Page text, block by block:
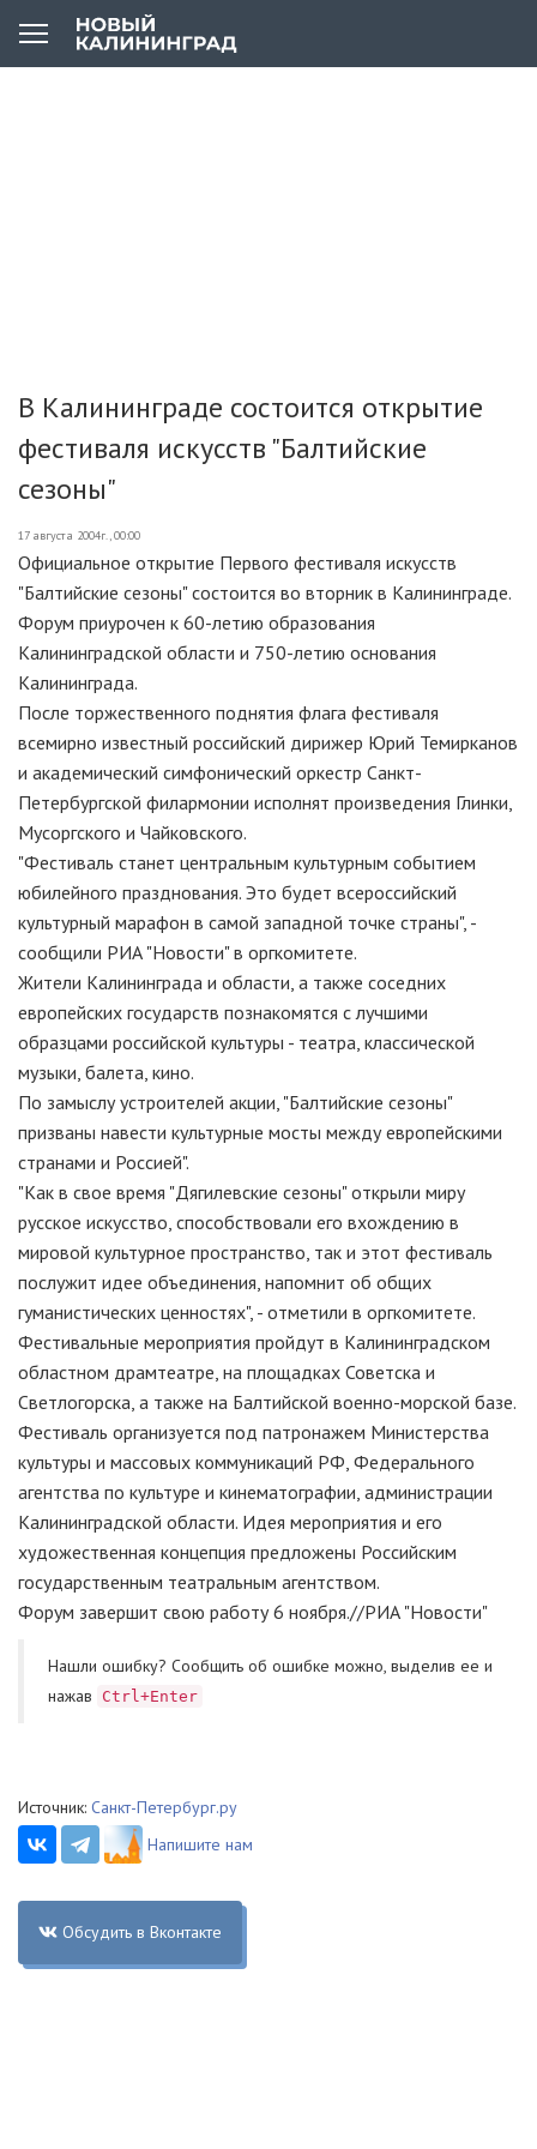
В Калининграде состоится открытие
фестиваля искусств "Балтийские
сезоны"
17 августа 2004г., 00:00
Официальное открытие Первого фестиваля искусств
"Балтийские сезоны" состоится во вторник в Калининграде.
Форум приурочен к 60-летию образования
Калининградской области и 750-летию основания
Калининграда.
После торжественного поднятия флага фестиваля
всемирно известный российский дирижер Юрий Темирканов
и академический симфонический оркестр Санкт-
Петербургской филармонии исполнят произведения Глинки,
Мусоргского и Чайковского.
"Фестиваль станет центральным культурным событием
юбилейного празднования. Это будет всероссийский
культурный марафон в самой западной точке страны", -
сообщили РИА "Новости" в оргкомитете.
Жители Калининграда и области, а также соседних
европейских государств познакомятся с лучшими
образцами российской культуры - театра, классической
музыки, балета, кино.
По замыслу устроителей акции, "Балтийские сезоны"
призваны навести культурные мосты между европейскими
странами и Россией".
"Как в свое время "Дягилевские сезоны" открыли миру
русское искусство, способствовали его вхождению в
мировой культурное пространство, так и этот фестиваль
послужит идее объединения, напомнит об общих
гуманистических ценностях", - отметили в оргкомитете.
Фестивальные мероприятия пройдут в Калининградском
областном драмтеатре, на площадках Советска и
Светлогорска, а также на Балтийской военно-морской базе.
Фестиваль организуется под патронажем Министерства
культуры и массовых коммуникаций РФ, Федерального
агентства по культуре и кинематографии, администрации
Калининградской области. Идея мероприятия и его
художественная концепция предложены Российским
государственным театральным агентством.
Форум завершит свою работу 6 ноября.//РИА "Новости"
Нашли ошибку? Cообщить об ошибке можно, выделив ее и
нажав
Ctrl+Enter
Источник: Санкт-Петербург.ру
Напишите нам
Обсудить в Вконтакте